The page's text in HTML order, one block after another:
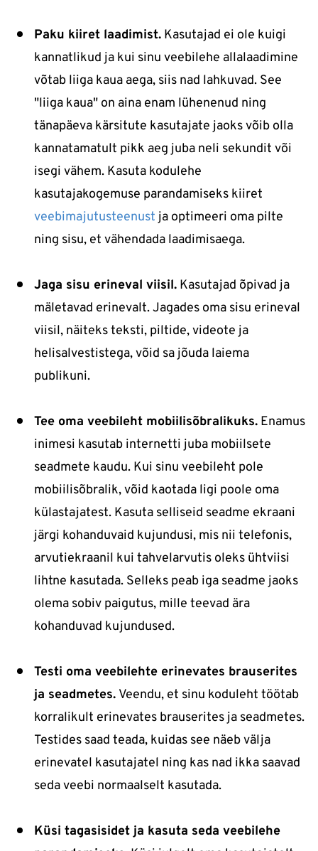
Paku kiiret laadimist. Kasutajad ei ole kuigi
kannatlikud ja kui sinu veebilehe allalaadimine
võtab liiga kaua aega, siis nad lahkuvad. See
"liiga kaua" on aina enam lühenenud ning
tänapäeva kärsitute kasutajate jaoks võib olla
kannatamatult pikk aeg juba neli sekundit või
isegi vähem. Kasuta kodulehe
kasutajakogemuse parandamiseks kiiret
veebimajutusteenust ja optimeeri oma pilte
ning sisu, et vähendada laadimisaega.
Jaga sisu erineval viisil. Kasutajad õpivad ja
mäletavad erinevalt. Jagades oma sisu erineval
viisil, näiteks teksti, piltide, videote ja
helisalvestistega, võid sa jõuda laiema
publikuni.
Tee oma veebileht mobiilisõbralikuks. Enamus
inimesi kasutab internetti juba mobiilsete
seadmete kaudu. Kui sinu veebileht pole
mobiilisõbralik, võid kaotada ligi poole oma
külastajatest. Kasuta selliseid seadme ekraani
järgi kohanduvaid kujundusi, mis nii telefonis,
arvutiekraanil kui tahvelarvutis oleks ühtviisi
lihtne kasutada. Selleks peab iga seadme jaoks
olema sobiv paigutus, mille teevad ära
kohanduvad kujundused.
Testi oma veebilehte erinevates brauserites
ja seadmetes. Veendu, et sinu koduleht töötab
korralikult erinevates brauserites ja seadmetes.
Testides saad teada, kuidas see näeb välja
erinevatel kasutajatel ning kas nad ikka saavad
seda veebi normaalselt kasutada.
Küsi tagasisidet ja kasuta seda veebilehe